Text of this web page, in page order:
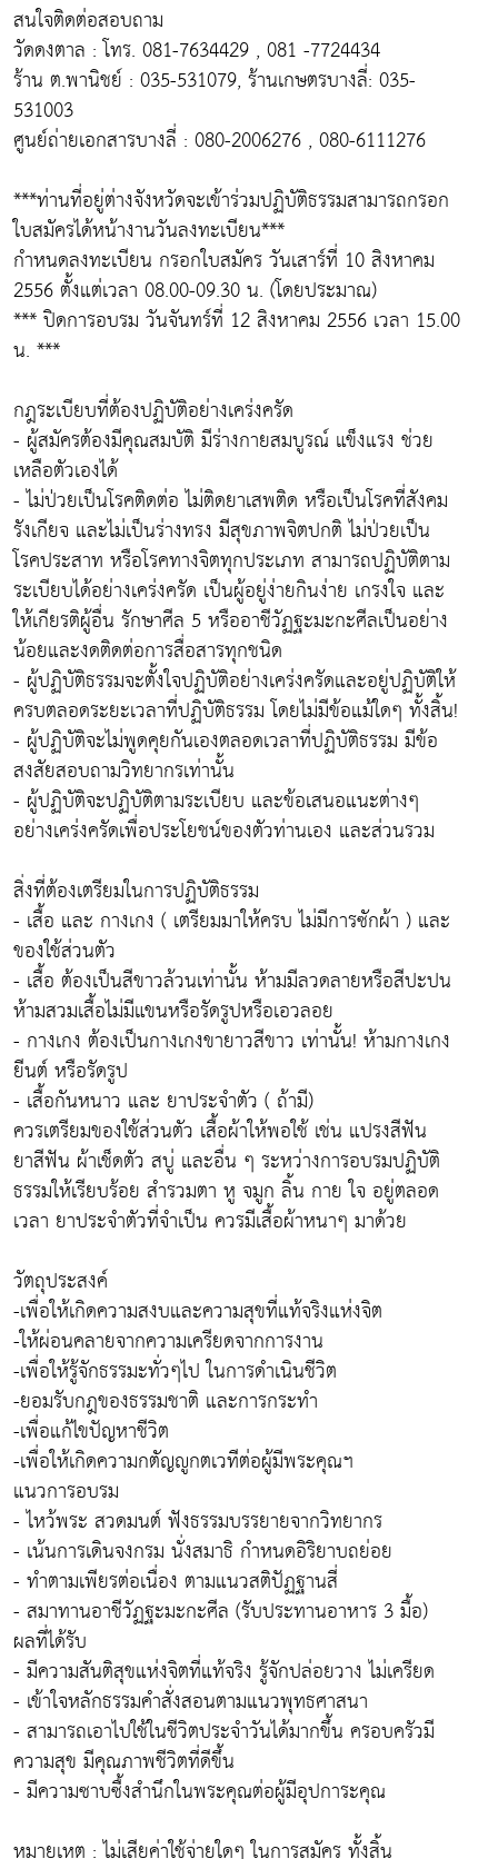
สนใจติดต่อสอบถาม
วัดดงตาล : โทร. 081-7634429 , 081 -7724434
ร้าน ต.พานิชย์ : 035-531079, ร้านเกษตรบางลี่: 035-
531003
ศูนย์ถ่ายเอกสารบางลี่ : 080-2006276 , 080-6111276
***ท่านที่อยู่ต่างจังหวัดจะเข้าร่วมปฏิบัติธรรมสามารถกรอก
ใบสมัครได้หน้างานวันลงทะเบียน***
กำหนดลงทะเบียน กรอกใบสมัคร วันเสาร์ที่ 10 สิงหาคม
2556 ตั้งแต่เวลา 08.00-09.30 น. (โดยประมาณ)
*** ปิดการอบรม วันจันทร์ที่ 12 สิงหาคม 2556 เวลา 15.00
น. ***
กฎระเบียบที่ต้องปฏิบัติอย่างเคร่งครัด
- ผู้สมัครต้องมีคุณสมบัติ มีร่างกายสมบูรณ์ แข็งแรง ช่วย
เหลือตัวเองได้
- ไม่ป่วยเป็นโรคติดต่อ ไม่ติดยาเสพติด หรือเป็นโรคที่สังคม
รังเกียจ และไม่เป็นร่างทรง มีสุขภาพจิตปกติ ไม่ป่วยเป็น
โรคประสาท หรือโรคทางจิตทุกประเภท สามารถปฏิบัติตาม
ระเบียบได้อย่างเคร่งครัด เป็นผู้อยู่ง่ายกินง่าย เกรงใจ และ
ให้เกียรติผู้อื่น รักษาศีล 5 หรืออาชีวัฏฐะมะกะศีลเป็นอย่าง
น้อยและงดติดต่อการสื่อสารทุกชนิด
- ผู้ปฏิบัติธรรมจะตั้งใจปฏิบัติอย่างเคร่งครัดและอยู่ปฏิบัติให้
ครบตลอดระยะเวลาที่ปฏิบัติธรรม โดยไม่มีข้อแม้ใดๆ ทั้งสิ้น!
- ผู้ปฏิบัติจะไม่พูดคุยกันเองตลอดเวลาที่ปฏิบัติธรรม มีข้อ
สงสัยสอบถามวิทยากรเท่านั้น
- ผู้ปฏิบัติจะปฏิบัติตามระเบียบ และข้อเสนอแนะต่างๆ
อย่างเคร่งครัดเพื่อประโยชน์ของตัวท่านเอง และส่วนรวม
สิ่งที่ต้องเตรียมในการปฏิบัติธรรม
- เสื้อ และ กางเกง ( เตรียมมาให้ครบ ไม่มีการซักผ้า ) และ
ของใช้ส่วนตัว
- เสื้อ ต้องเป็นสีขาวล้วนเท่านั้น ห้ามมีลวดลายหรือสีปะปน
ห้ามสวมเสื้อไม่มีแขนหรือรัดรูปหรือเอวลอย
- กางเกง ต้องเป็นกางเกงขายาวสีขาว เท่านั้น! ห้ามกางเกง
ยีนต์ หรือรัดรูป
- เสื้อกันหนาว และ ยาประจำตัว ( ถ้ามี)
ควรเตรียมของใช้ส่วนตัว เสื้อผ้าให้พอใช้ เช่น แปรงสีฟัน
ยาสีฟัน ผ้าเช็ดตัว สบู่ และอื่น ๆ ระหว่างการอบรมปฏิบัติ
ธรรมให้เรียบร้อย สํารวมตา หู จมูก ลิ้น กาย ใจ อยู่ตลอด
เวลา ยาประจําตัวที่จําเป็น ควรมีเสื้อผ้าหนาๆ มาด้วย
วัตถุประสงค์
-เพื่อให้เกิดความสงบและความสุขที่แท้จริงแห่งจิต
-ให้ผ่อนคลายจากความเครียดจากการงาน
-เพื่อให้รู้จักธรรมะทั่วๆไป ในการดำเนินชีวิต
-ยอมรับกฎของธรรมชาติ และการกระทำ
-เพื่อแก้ไขปัญหาชีวิต
-เพื่อให้เกิดความกตัญญูกตเวทีต่อผู้มีพระคุณฯ
แนวการอบรม
- ไหว้พระ สวดมนต์ ฟังธรรมบรรยายจากวิทยากร
- เน้นการเดินจงกรม นั่งสมาธิ กำหนดอิริยาบถย่อย
- ทำตามเพียรต่อเนื่อง ตามแนวสติปัฏฐานสี่
- สมาทานอาชีวัฏฐะมะกะศีล (รับประทานอาหาร 3 มื้อ)
ผลที่ได้รับ
- มีความสันติสุขแห่งจิตที่แท้จริง รู้จักปล่อยวาง ไม่เครียด
- เข้าใจหลักธรรมคำสั่งสอนตามแนวพุทธศาสนา
- สามารถเอาไปใช้ในชีวิตประจำวันได้มากขึ้น ครอบครัวมี
ความสุข มีคุณภาพชีวิตที่ดีขึ้น
- มีความซาบซื้งสำนึกในพระคุณต่อผู้มีอุปการะคุณ